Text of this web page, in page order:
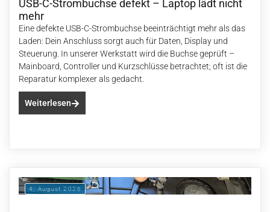
USB-C-Strombuchse defekt – Laptop lädt nicht
mehr
Eine defekte USB-C-Strombuchse beeinträchtigt mehr als das
Laden: Dein Anschluss sorgt auch für Daten, Display und
Steuerung. In unserer Werkstatt wird die Buchse geprüft –
Mainboard, Controller und Kurzschlüsse betrachtet; oft ist die
Reparatur komplexer als gedacht.
Weiterlesen
4. August 2026